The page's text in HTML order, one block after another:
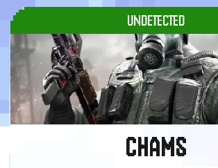
CHAMS
UNDETECTED